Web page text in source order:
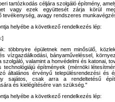
tartózkodás céljára szolgáló építmény,
vagy ezek együttesét zárja körül
tevékenység, avagy rendszeres
helyébe a következő rendelkezés lép:
többnyire épületnek nem minősülő,
vízgazdálkodási, bányaműveléssel,
szolgáló, valamint a honvédelmi és katonai,
technológiájú építmények (mérnöki
általános érvényű településrendezési és
sajátos, csak arra a rendeltetésű
és kielégítésére van szükség."
helyébe a következő rendelkezés lép: